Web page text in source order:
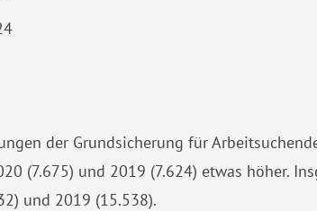
der Grundsicherung für
(7.675) und 2019 (7.624) etwas höher.
und 2019 (15.538).